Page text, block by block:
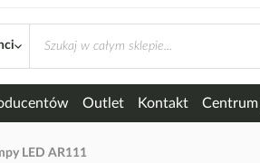
Outlet Kontakt
LED AR111